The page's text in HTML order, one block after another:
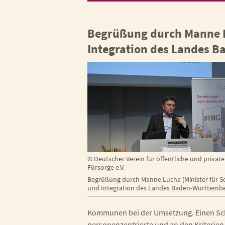
Begrüßung durch
Integration des Landes
© Deutscher Verein für öffentliche und private
Fürsorge e.V.
Begrüßung durch Manne Lucha (Minister für
und Integration des Landes Baden-
Kommunen bei der Umsetzung. Einen